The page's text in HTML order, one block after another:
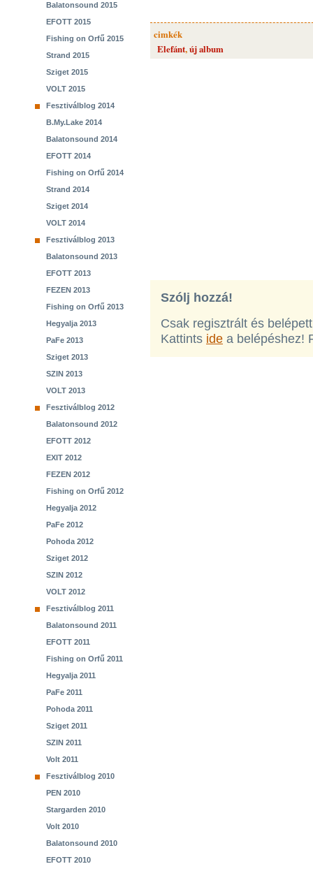
Balatonsound 2015
EFOTT 2015
Fishing on Orfű 2015
Strand 2015
Sziget 2015
VOLT 2015
Fesztiválblog 2014
B.My.Lake 2014
Balatonsound 2014
EFOTT 2014
Fishing on Orfű 2014
Strand 2014
Sziget 2014
VOLT 2014
Fesztiválblog 2013
Balatonsound 2013
EFOTT 2013
FEZEN 2013
Fishing on Orfű 2013
Hegyalja 2013
PaFe 2013
Sziget 2013
SZIN 2013
VOLT 2013
Fesztiválblog 2012
Balatonsound 2012
EFOTT 2012
EXIT 2012
FEZEN 2012
Fishing on Orfű 2012
Hegyalja 2012
PaFe 2012
Pohoda 2012
Sziget 2012
SZIN 2012
VOLT 2012
Fesztiválblog 2011
Balatonsound 2011
EFOTT 2011
Fishing on Orfű 2011
Hegyalja 2011
PaFe 2011
Pohoda 2011
Sziget 2011
SZIN 2011
Volt 2011
Fesztiválblog 2010
PEN 2010
Stargarden 2010
Volt 2010
Balatonsound 2010
EFOTT 2010
cimkék
Elefánt,új album
Szólj hozzá!
Csak regisztrált és
Kattints ide a belépéshez!